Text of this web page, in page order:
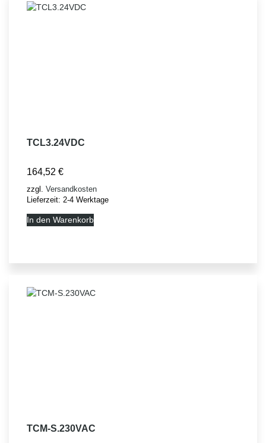
TCL3.24VDC
164,52 €
zzgl. Versandkosten
Lieferzeit: 2-4 Werktage
In den Warenkorb
TCM-S.230VAC